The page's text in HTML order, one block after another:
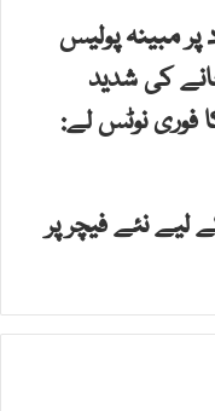
پر مبینہ پولیس
کی شدید
نوٹس لے:
نئے فیچر پر